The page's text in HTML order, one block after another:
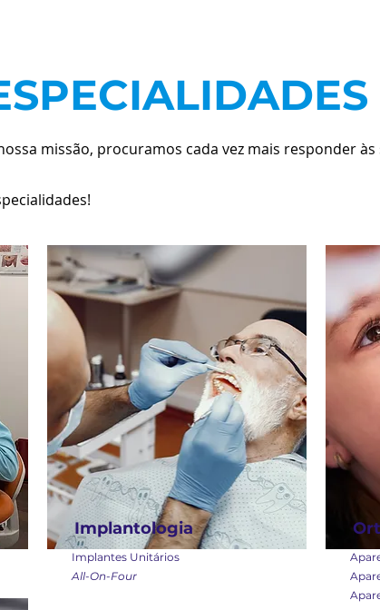
missão, procuramos cada vez mais responder às
Implantologia
Implantes Unitários
All-On-Four